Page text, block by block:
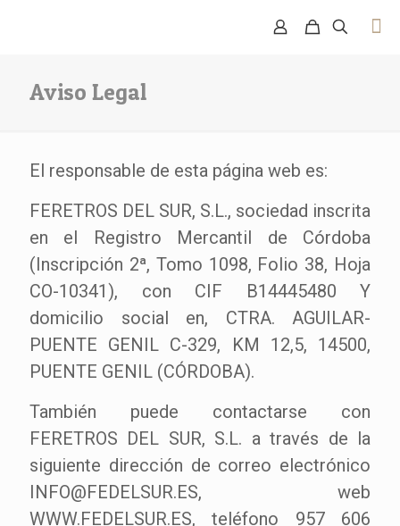
Aviso Legal
El responsable de esta página web es:
FERETROS DEL SUR, S.L., sociedad inscrita
en el Registro Mercantil de Córdoba
(Inscripción 2ª, Tomo 1098, Folio 38, Hoja
CO-10341), con CIF B14445480 Y
domicilio social en, CTRA. AGUILAR-
PUENTE GENIL C-329, KM 12,5, 14500,
PUENTE GENIL (CÓRDOBA).
También puede contactarse con
FERETROS DEL SUR, S.L. a través de la
siguiente dirección de correo electrónico
INFO@FEDELSUR.ES, web
WWW.FEDELSUR.ES, teléfono 957 606